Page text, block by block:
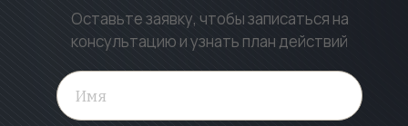
Оставьте заявку, чтобы записаться на
консультацию и узнать план действий